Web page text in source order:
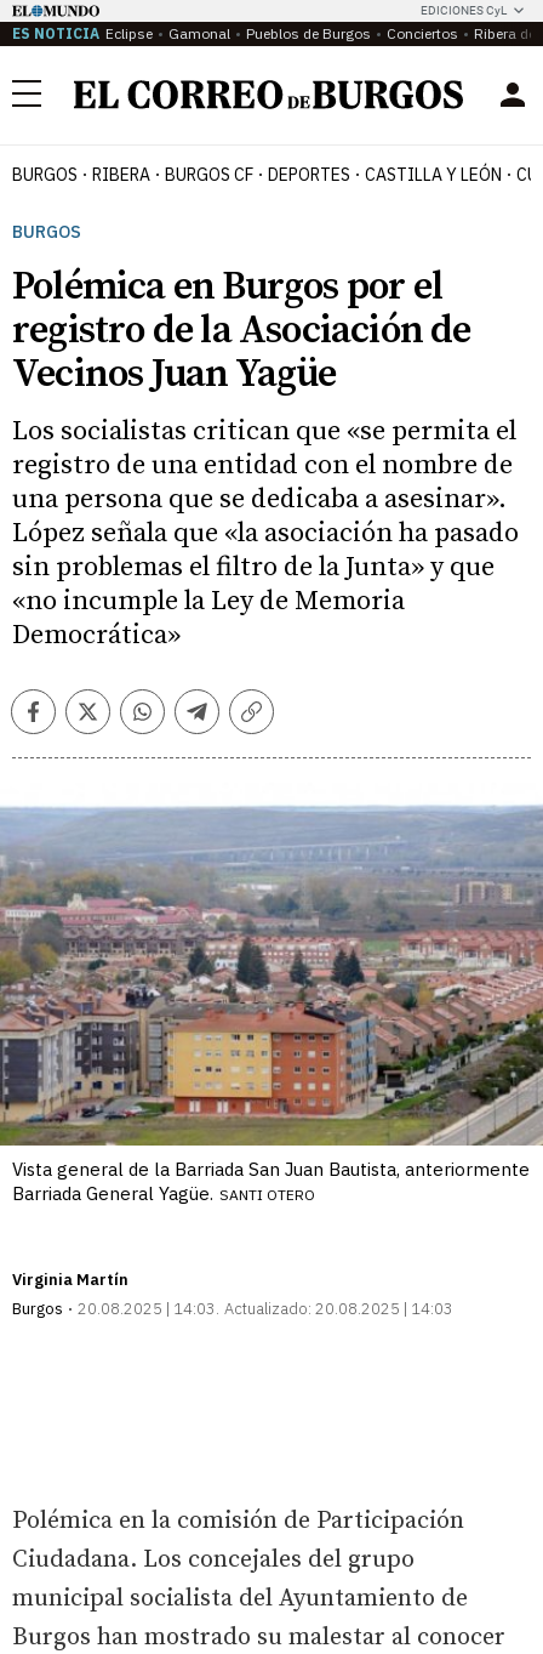
EDICIONES CyL
ES NOTICIA Eclipse Gamonal Pueblos de Burgos Conciertos Ribera del
Menú
BURGOS RIBERA BURGOS CF DEPORTES CASTILLA Y LEÓN
BURGOS
Polémica en Burgos por el
registro de la Asociación de
Vecinos Juan Yagüe
Los socialistas critican que «se permita el
registro de una entidad con el nombre de
una persona que se dedicaba a asesinar».
López señala que «la asociación ha pasado
sin problemas el filtro de la Junta» y que
«no incumple la Ley de Memoria
Democrática»
FacebookTwitterWhatsappTelegramCopiar
Vista general de la Barriada San Juan Bautista, anteriormente
Barriada General Yagüe. SANTI OTERO
Virginia Martín
Burgos
20.08.2025 | 14:03 Actualizado: 20.08.2025 | 14:03
Polémica en la comisión de Participación
Ciudadana. Los concejales del grupo
municipal socialista del Ayuntamiento de
Burgos han mostrado su malestar al conocer